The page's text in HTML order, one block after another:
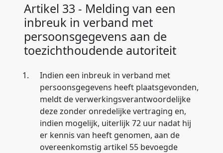
Artikel 33 - Melding van een
inbreuk in verband met
persoonsgegevens aan de
toezichthoudende autoriteit
1.
Indien een inbreuk in verband met
persoonsgegevens heeft plaatsgevonden,
meldt de verwerkingsverantwoordelijke
deze zonder onredelijke vertraging en,
indien mogelijk, uiterlijk 72 uur nadat hij
er kennis van heeft genomen, aan de
overeenkomstig artikel 55 bevoegde